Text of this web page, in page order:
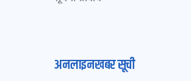
अनलाइनखबर सूची